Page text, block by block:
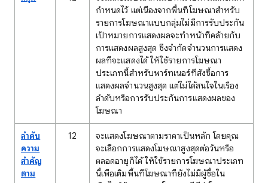
กำหนดไว้ แต่เนื่องจากพื้นที่โฆษณาสำหรับ
รายการโฆษณาแบบกลุ่มไม่มีการรับประกัน
เป้าหมายการแสดงผลจะทำหน้าที่คล้ายกับ
การแสดงผลสูงสุด ซึ่งจำกัดจำนวนการแสดง
ผลที่จะแสดงได้ ให้ใช้รายการโฆษณา
ประเภทนี้สำหรับพาร์ทเนอร์ที่สั่งซื้อการ
แสดงผลจำนวนสูงสุด แต่ไม่ได้สนใจในเรื่อง
ลำดับหรือการรับประกันการแสดงผลของ
โฆษณา
ลำดับ
ความ
สำคัญ
ตาม
12
จะแสดงโฆษณาตามราคาเป็นหลัก โดยคุณ
จะเลือกการแสดงโฆษณาสูงสุดต่อวันหรือ
ตลอดอายุก็ได้ ให้ใช้รายการโฆษณาประเภท
นี้เพื่อเติมพื้นที่โฆษณาที่ยังไม่มีผู้ซื้อใน